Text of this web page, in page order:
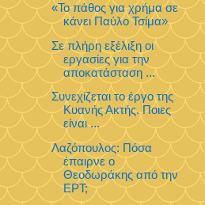
«Το πάθος για χρήμα σε
κάνει Παύλο Τσίμα»
Σε πλήρη εξέλιξη οι
εργασίες για την
αποκατάσταση ...
Συνεχίζεται το έργο της
Κυανής Ακτής. Ποιες
είναι ...
Λαζόπουλος: Πόσα
έπαιρνε ο
Θεοδωράκης από την
ΕΡΤ;